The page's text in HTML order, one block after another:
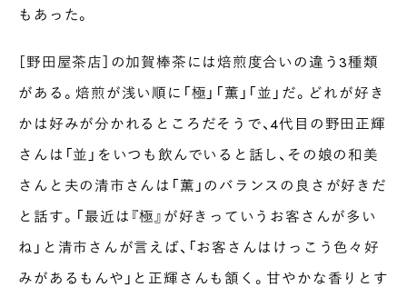
もあった。
［野田屋茶店］の加賀棒茶には焙煎度合いの違う3種類
がある。焙煎が浅い順に「極」「薫」「並」だ。どれが好き
かは好みが分かれるところだそうで、4代目の野田正輝
さんは「並」をいつも飲んでいると話し、その娘の和美
さんと夫の清市さんは「薫」のバランスの良さが好きだ
と話す。「最近は『極』が好きっていうお客さんが多い
ね」と清市さんが言えば、「お客さんはけっこう色々好
みがあるもんや」と正輝さんも頷く。甘やかな香りとす